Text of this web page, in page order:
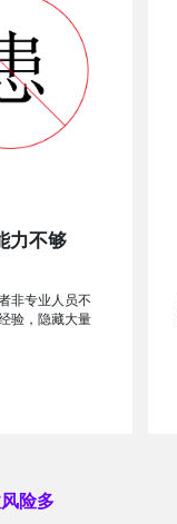
力不够
非专业人员不
验，隐藏大量
险多